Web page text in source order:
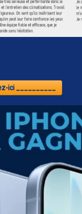
ici __________